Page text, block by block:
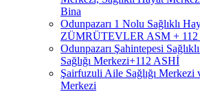
Bina
Odunpazarı 1 Nolu Sağlıklı
ZÜMRÜTEVLER ASM +
Odunpazarı Şahintepesi
Sağlığı Merkezi+112 ASHİ
Şairfuzuli Aile Sağlığı Merkezi
Merkezi